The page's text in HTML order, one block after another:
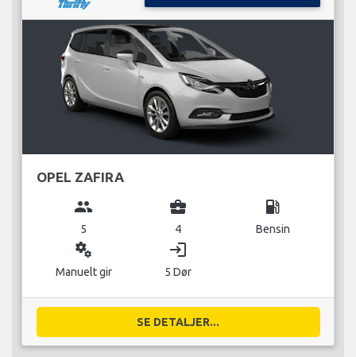
OPEL ZAFIRA
group
5
business_center
4
local_gas_station
Bensin
miscellaneous_services
Manuelt gir
login
5 Dør
SE DETALJER...